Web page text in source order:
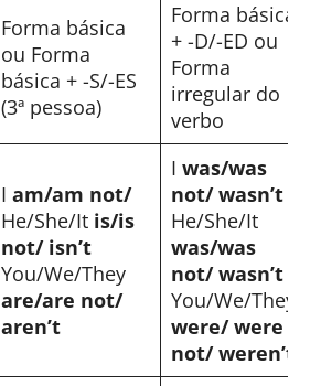
Forma básica
ou Forma
básica + -S/-ES
(3ª pessoa)
Forma básica
+ -D/-ED ou
Forma
irregular do
verbo
I am/am not/
He/She/It is/is
not/ isn’t
You/We/They
are/are not/
aren’t
I was/was
not/ wasn’t
He/She/It
was/was
not/ wasn’t
You/We/They
were/ were
not/ weren’t